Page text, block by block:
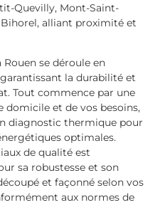
Quevilly, Mont-Saint-
alliant proximité et
Rouen se déroule en
la durabilité et
Tout commence par une
et de vos besoins,
diagnostic thermique pour
optimales.
de qualité est
sa robustesse et son
et façonné selon vos
aux normes de